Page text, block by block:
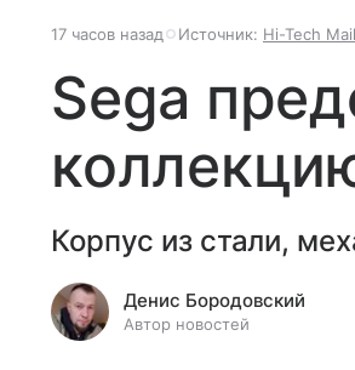
17 часов назад Источник: Hi-Tech Mail
Sega
Корпус из стали,
Денис Бородовский
Автор новостей